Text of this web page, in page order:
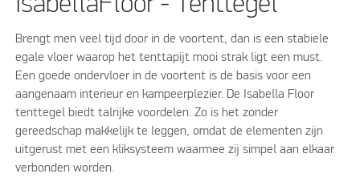
Brengt men veel tijd door in de voortent, dan is een stabiele
egale vloer waarop het tenttapijt mooi strak ligt een must.
Een goede ondervloer in de voortent is de basis voor een
aangenaam interieur en kampeerplezier. De Isabella Floor
tenttegel biedt talrijke voordelen. Zo is het zonder
gereedschap makkelijk te leggen, omdat de elementen zijn
uitgerust met een kliksysteem waarmee zij simpel aan elkaar
verbonden worden.